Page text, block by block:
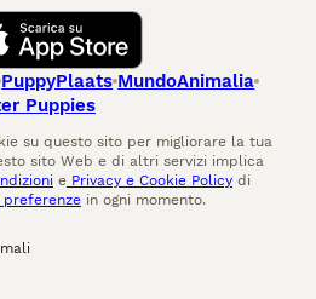
PuppyPlaats MundoAnimalia
Puppies
su questo sito per migliorare la tua
sito Web e di altri servizi implica
e Privacy e Cookie Policy di
in ogni momento.